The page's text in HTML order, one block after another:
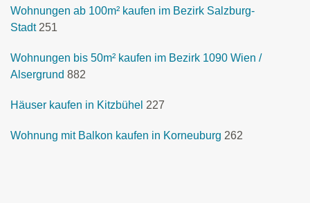
Wohnungen ab 100m² kaufen im Bezirk Salzburg-
Stadt 251
Wohnungen bis 50m² kaufen im Bezirk 1090 Wien /
Alsergrund 882
Häuser kaufen in Kitzbühel 227
Wohnung mit Balkon kaufen in Korneuburg 262